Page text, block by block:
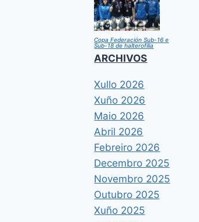
Copa Federación Sub-16 e
Sub-18 de halterofilia
ARCHIVOS
Xullo 2026
Xuño 2026
Maio 2026
Abril 2026
Febreiro 2026
Decembro 2025
Novembro 2025
Outubro 2025
Xuño 2025